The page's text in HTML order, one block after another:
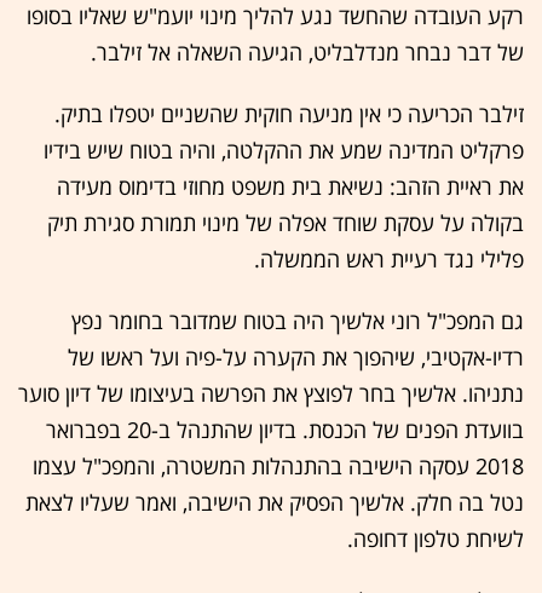
רקע העובדה שהחשד נגע להליך מינוי יועמ"ש שאליו בסופו
של דבר נבחר מנדלבליט, הגיעה השאלה אל זילבר.
זילבר הכריעה כי אין מניעה חוקית שהשניים יטפלו בתיק.
פרקליט המדינה שמע את ההקלטה, והיה בטוח שיש בידיו
את ראיית הזהב: נשיאת בית משפט מחוזי בדימוס מעידה
בקולה על עסקת שוחד אפלה של מינוי תמורת סגירת תיק
פלילי נגד רעיית ראש הממשלה.
גם המפכ"ל רוני אלשיך היה בטוח שמדובר בחומר נפץ
רדיו-אקטיבי, שיהפוך את הקערה על-פיה ועל ראשו של
נתניהו. אלשיך בחר לפוצץ את הפרשה בעיצומו של דיון סוער
בוועדת הפנים של הכנסת. בדיון שהתנהל ב-20 בפברואר
2018 עסקה הישיבה בהתנהלות המשטרה, והמפכ"ל עצמו
נטל בה חלק. אלשיך הפסיק את הישיבה, ואמר שעליו לצאת
לשיחת טלפון דחופה.